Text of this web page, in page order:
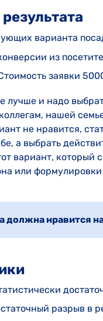
варианта
из
заявки
лучше и надо
нашей
не нравится,
а выбрать
вариант, который
или формулировки
нравится
разрыв в